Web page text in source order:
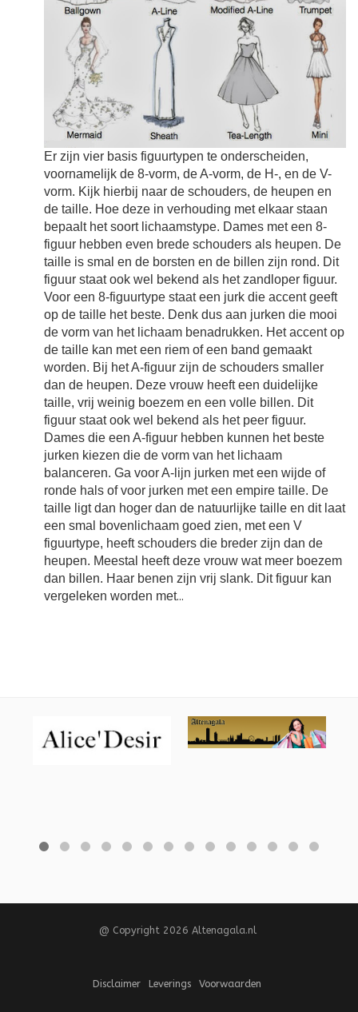
Er zijn vier basis figuurtypen te onderscheiden,
voornamelijk de 8-vorm, de A-vorm, de H-, en de V-
vorm. Kijk hierbij naar de schouders, de heupen en
de taille. Hoe deze in verhouding met elkaar staan
bepaalt het soort lichaamstype. Dames met een 8-
figuur hebben even brede schouders als heupen. De
taille is smal en de borsten en de billen zijn rond. Dit
figuur staat ook wel bekend als het zandloper figuur.
Voor een 8-figuurtype staat een jurk die accent geeft
op de taille het beste. Denk dus aan jurken die mooi
de vorm van het lichaam benadrukken. Het accent op
de taille kan met een riem of een band gemaakt
worden. Bij het A-figuur zijn de schouders smaller
dan de heupen. Deze vrouw heeft een duidelijke
taille, vrij weinig boezem en een volle billen. Dit
figuur staat ook wel bekend als het peer figuur.
Dames die een A-figuur hebben kunnen het beste
jurken kiezen die de vorm van het lichaam
balanceren. Ga voor A-lijn jurken met een wijde of
ronde hals of voor jurken met een empire taille. De
taille ligt dan hoger dan de natuurlijke taille en dit laat
een smal bovenlichaam goed zien, met een V
figuurtype, heeft schouders die breder zijn dan de
heupen. Meestal heeft deze vrouw wat meer boezem
dan billen. Haar benen zijn vrij slank. Dit figuur kan
vergeleken worden met...
@ Copyright 2026 Altenagala.nl
Disclaimer Leverings Voorwaarden